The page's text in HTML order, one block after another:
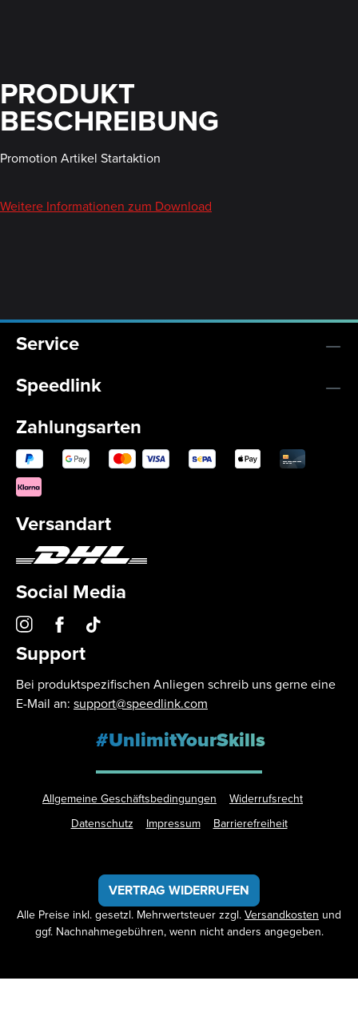
PRODUKT
BESCHREIBUNG
Promotion Artikel Startaktion
Weitere Informationen zum Download
Service
Speedlink
Zahlungsarten
Versandart
Social Media
Support
Bei produktspezifischen Anliegen schreib uns gerne eine
E-Mail an: support@speedlink.com
#UnlimitYourSkills
Allgemeine Geschäftsbedingungen
Widerrufsrecht
Datenschutz
Impressum Barrierefreiheit
VERTRAG WIDERRUFEN
Alle Preise inkl. gesetzl. Mehrwertsteuer zzgl. Versandkosten und
ggf. Nachnahmegebühren, wenn nicht anders angegeben.